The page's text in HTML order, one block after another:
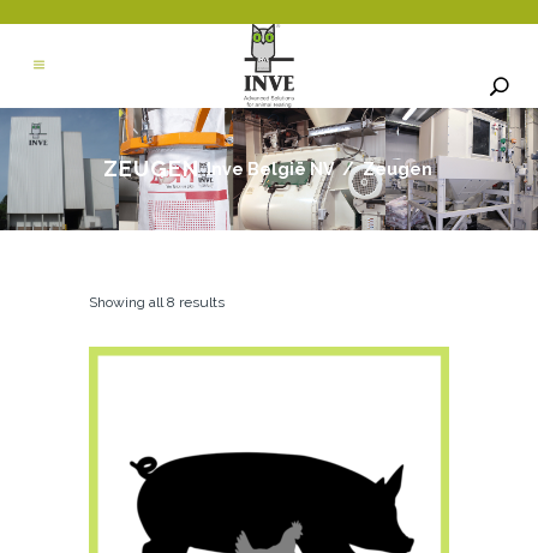
ZEUGEN Inve België NV / Zeugen
Showing all 8 results